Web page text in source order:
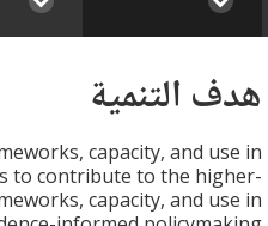
هدف التنمية
capacity, and use in
to contribute to the higher-
capacity, and use in